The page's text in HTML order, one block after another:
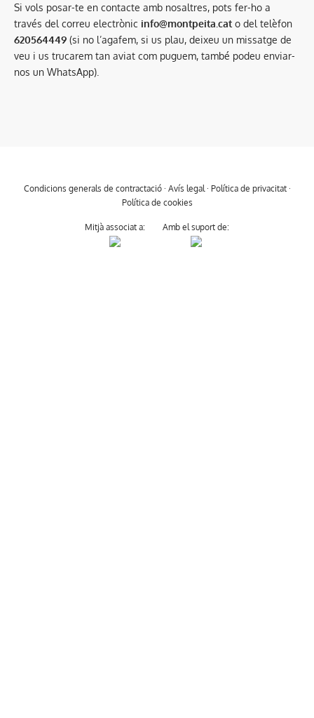
Si vols posar-te en contacte amb nosaltres, pots fer-ho a
través del correu electrònic info@montpeita.cat o del telèfon
620564449 (si no l’agafem, si us plau, deixeu un missatge de
veu i us trucarem tan aviat com puguem, també podeu enviar-
nos un WhatsApp).
Condicions generals de contractació· Avís legal · Política de privacitat·
Política de cookies
Mitjà associat a: Amb el suport de: